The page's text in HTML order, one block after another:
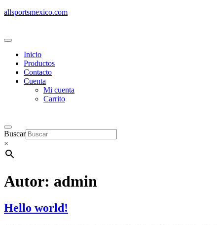
allsportsmexico.com
Inicio
Productos
Contacto
Cuenta
Mi cuenta
Carrito
Buscar
×
Autor: admin
Hello world!